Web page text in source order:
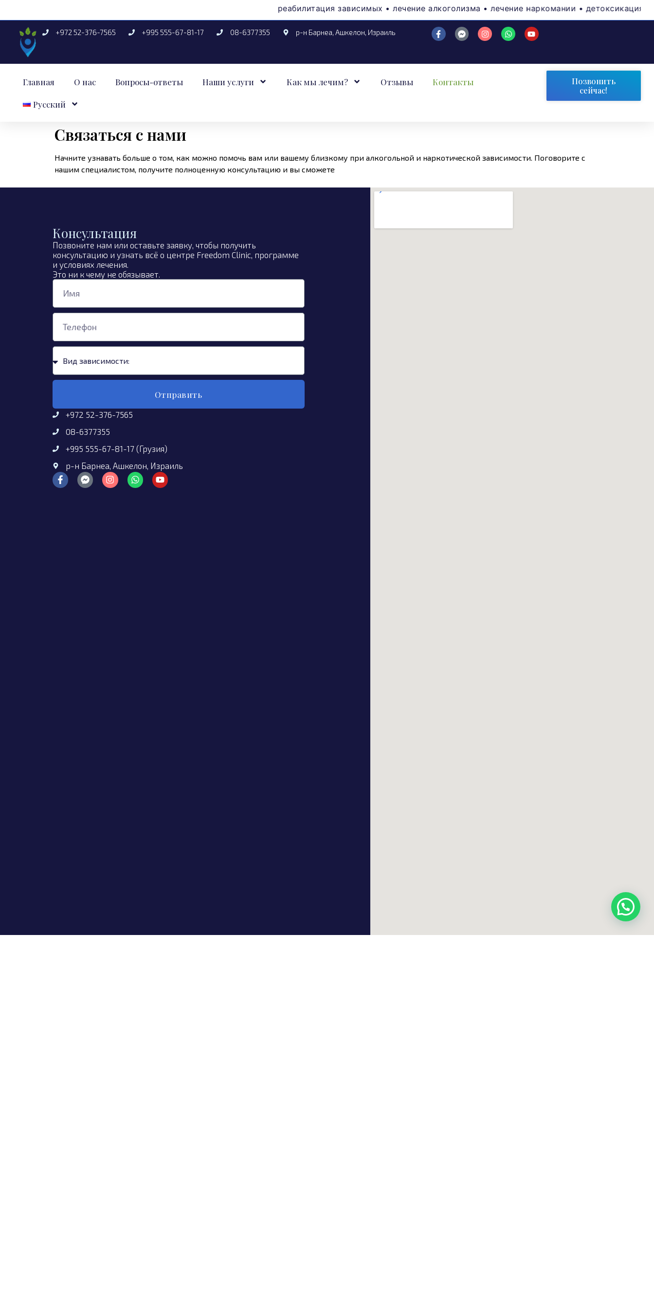
реабилитация зависимых • лечение алкоголизма • лечение наркомании • детоксикация •
+972 52-376-7565 +995 555-67-81-17 08-6377355 р-н Барнеа, Ашкелон, Израиль
Главная О нас Вопросы-ответы Наши услуги Как мы лечим? Отзывы Контакты
Русский
Позвонить
сейчас!
Связаться с нами
Начните узнавать больше о том, как можно помочь вам или вашему близкому при алкогольной и наркотической зависимости. Поговорите с
нашим специалистом, получите полноценную консультацию и вы сможете
Консультация
Позвоните нам или оставьте заявку, чтобы получить
консультацию и узнать всё о центре Freedom Clinic, программе
и условиях лечения.
Это ни к чему не обязывает.
Отправить
+972 52-376-7565
08-6377355
+995 555-67-81-17 (Грузия)
р-н Барнеа, Ашкелон, Израиль